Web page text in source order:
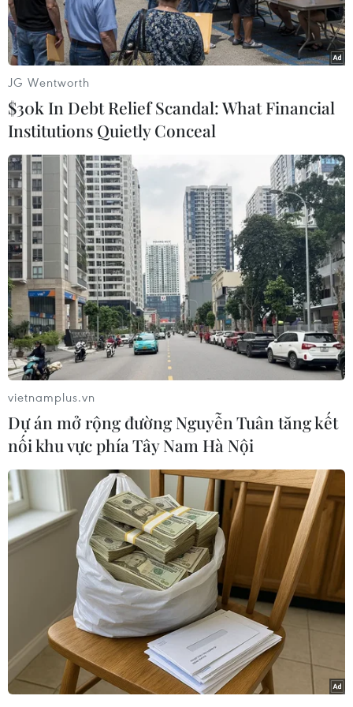
Hệ thống vận hành phun khử khuẩn tự động theo hành lý của
hành khách tại sân bay Tân Sơn Nhất. (Ảnh: ACV cung cấp)
Theo thông tin từ Tổng công ty Cảng hàng
không Việt Nam (ACV), vào chiều ngày 9/2 (tức
28 tháng Chạp), Cảng hàng không quốc tế Tân
Sơn Nhất (Thành phố Hồ Chí Minh) vừa đưa vào
hoạt động hệ thống vận hành phun khử khuẩn
tự động hành lý trên băng chuyền của hành
khách đi và đến ở nhà ga quốc nội nhằm phòng
tránh nguy cơ lây nhiễm dịch COVID-19.
“Đây là một trong những giải pháp được sân
bay Tân Sơn Nhất triển khai trong bối cảnh dịch
COVID-19 diễn biến phức tạp, sau khi một số
nhân viên bốc xếp hành lý của đơn vị phục vụ
mặt đất (VIAGS) ở sân bay này dương tính với
virus SARS-CoV-2,” lãnh đạo ACV cho hay.
Về tình hình đi lại ở sân bay dịp Tết Nguyên đán
Tân Sửu, đại diện Cảng hàng không quốc tế Tân
Sơn Nhất cho biết trong ngày 9/2, sân bay vẫn
JG Wentworth
$30k In Debt Relief Scandal: What Financial
Institutions Quietly Conceal
vietnamplus.vn
Dự án mở rộng đường Nguyễn Tuân tăng kết
nối khu vực phía Tây Nam Hà Nội